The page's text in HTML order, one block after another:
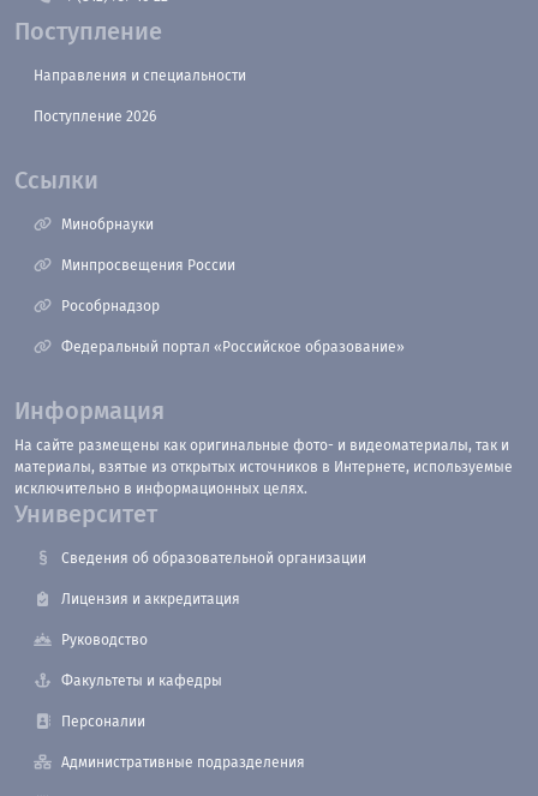
Поступление
Направления и специальности
Поступление 2026
Ссылки
Минобрнауки
Минпросвещения России
Рособрнадзор
Федеральный портал «Российское образование»
Информация
На сайте размещены как оригинальные фото- и видеоматериалы, так и
материалы, взятые из открытых источников в Интернете, используемые
исключительно в информационных целях.
Университет
Сведения об образовательной организации
Лицензия и аккредитация
Руководство
Факультеты и кафедры
Персоналии
Административные подразделения